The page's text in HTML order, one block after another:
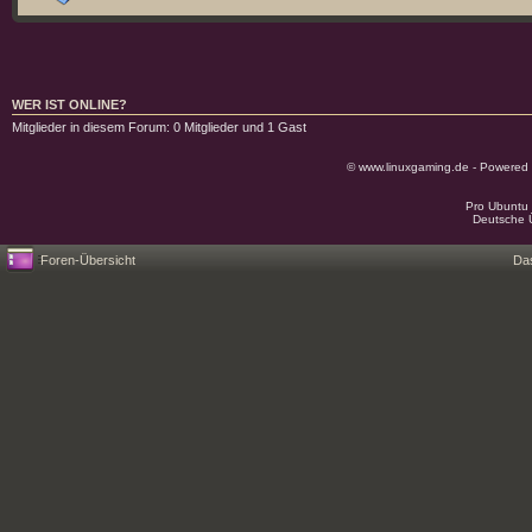
WER IST ONLINE?
Mitglieder in diesem Forum: 0 Mitglieder und 1 Gast
© www.linuxgaming.de -
Pro
Deutsche
Foren-Übersicht